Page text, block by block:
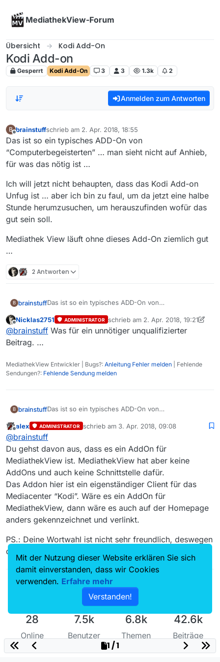
MediathekView-Forum
Übersicht Kodi Add-On
Kodi Add-on
Gesperrt Kodi Add-On 3 3 1.3k 2
Anmelden zum Antworten
B
Offline
brainstuffschrieb am 2. Apr. 2018, 18:55
zuletzt editiert von
Das ist so ein typisches ADD-On von
“Computerbegeisterten” … man sieht nicht auf Anhieb,
für was das nötig ist …
Ich will jetzt nicht behaupten, dass das Kodi Add-on
Unfug ist … aber ich bin zu faul, um da jetzt eine halbe
Stunde herumzusuchen, um herauszufinden wofür das
gut sein soll.
Mediathek View läuft ohne dieses Add-On ziemlich gut
…
2 Antworten
B brainstuffDas ist so ein typisches ADD-On von
Anhieb, für was das nötig ist …
Ich will jetzt nicht behaupten, dass das Kodi Add-on
Unfug ist … aber ich bin zu faul, um da jetzt eine
Offline
Nicklas2751 ADMINISTRATOR schrieb am 2. Apr. 2018, 19:21
zuletzt editiert von iks-jott4. Feb.
@brainstuff Was für ein unnötiger unqualifizierter
Beitrag. …
MediathekView Entwickler | Bugs?: Anleitung Fehler melden | Fehlende
Sendungen?: Fehlende Sendung melden
B brainstuffDas ist so ein typisches ADD-On von
Anhieb, für was das nötig ist …
Ich will jetzt nicht behaupten, dass das Kodi Add-on
Unfug ist … aber ich bin zu faul, um da jetzt eine
halbe Stunde herumzusuchen, um herauszufinden
wofür das gut sein soll.
Mediathek View läuft ohne dieses Add-On ziemlich
gut …
Offline
alex ADMINISTRATOR schrieb am 3. Apr. 2018, 09:08
zuletzt editiert von
@brainstuff
Du gehst davon aus, dass es ein AddOn für
MediathekView ist. MediathekView hat aber keine
AddOns und auch keine Schnittstelle dafür.
Das Addon hier ist ein eigenständiger Client für das
Mediacenter “Kodi”. Wäre es ein AddOn für
MediathekView, dann wäre es auch auf der Homepage
anders gekennzeichnet und verlinkt.
PS.: Deine Wortwahl ist nicht sehr freundlich, deswegen
diese Reaktion von Nicklas.
28
Online
7.5k
Benutzer
6.8k
Themen
42.6k
Beiträge
1 / 1
Mit der Nutzung dieser Website erklären Sie sich
damit einverstanden, dass wir Cookies
verwenden. Erfahre mehr
Verstanden!